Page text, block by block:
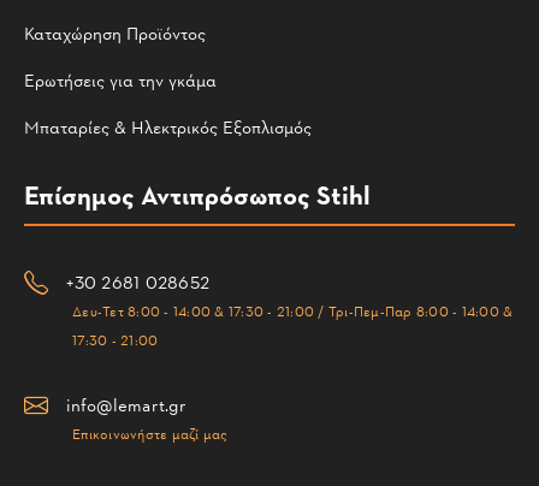
Καταχώρηση Προϊόντος
Ερωτήσεις για την γκάμα
Μπαταρίες & Ηλεκτρικός Εξοπλισμός
Επίσημος Αντιπρόσωπος Stihl
+30 2681 028652
Δευ-Τετ 8:00 - 14:00 & 17:30 - 21:00 / Τρι-Πεμ-Παρ 8:00 - 14:00 &
17:30 - 21:00
info@lemart.gr
Επικοινωνήστε μαζί μας